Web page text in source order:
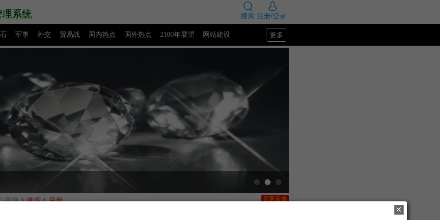
注册/登录
搜索
系统
更多
军事 外交 贸易战 国内热点 国外热点 2100年展望 网站建设
源码下载 创业赚钱
留言反馈
置顶 \推荐\ 最新
×